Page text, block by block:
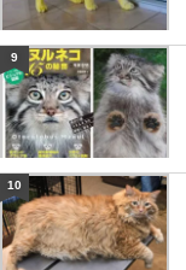
9
10